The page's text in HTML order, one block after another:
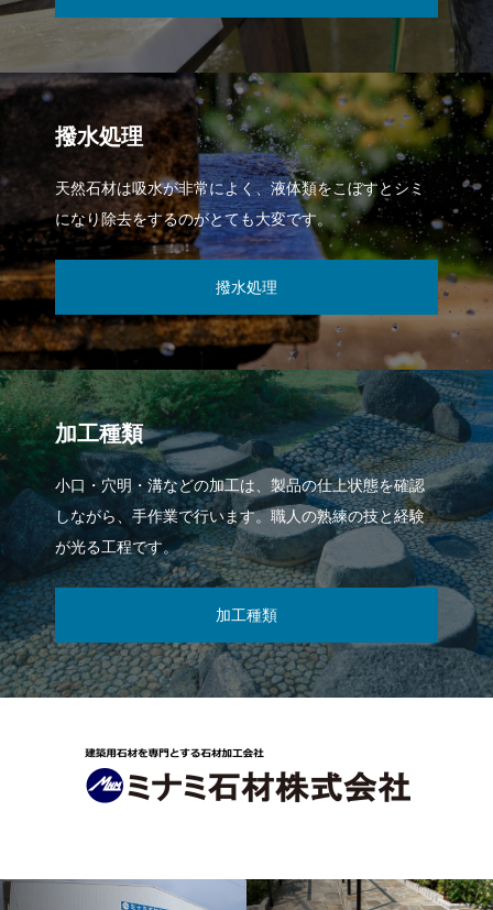
撥水処理
天然石材は吸水が非常によく、液体類をこぼすとシミ
になり除去をするのがとても大変です。
撥水処理
加工種類
小口・穴明・溝などの加工は、製品の仕上状態を確認
しながら、手作業で行います。職人の熟練の技と経験
が光る工程です。
加工種類